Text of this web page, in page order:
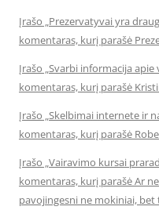
Įrašo „Prezervatyvai yra
komentaras, kurį parašė
Įrašo „Svarbi informacija
komentaras, kurį parašė
Įrašo „Skelbimai internete ir
komentaras, kurį parašė
Įrašo „Vairavimo kursai
komentaras, kurį parašė Ar
pavojingesni ne mokiniai,